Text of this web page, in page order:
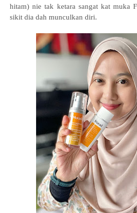
hitam) nie tak ketara sangat kat muka
sikit dia dah munculkan diri.